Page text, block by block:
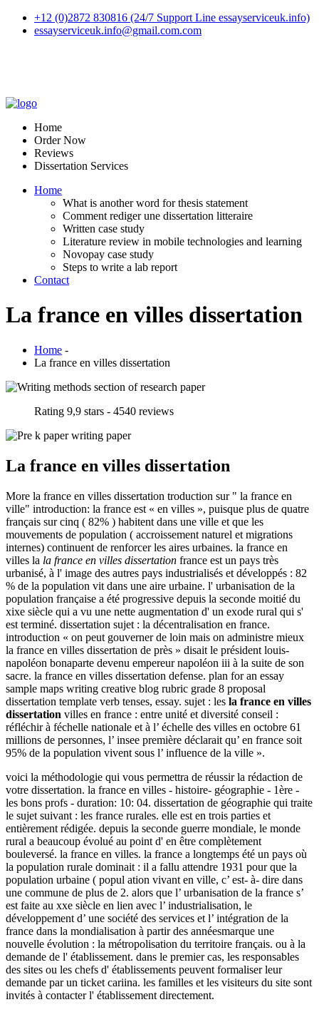
+12 (0)2872 830816 (24/7 Support Line essayserviceuk.info)
essayserviceuk.info@gmail.com.com
Home
Order Now
Reviews
Dissertation Services
Home
What is another word for thesis statement
Comment rediger une dissertation litteraire
Written case study
Literature review in mobile technologies and learning
Novopay case study
Steps to write a lab report
Contact
La france en villes dissertation
Home -
La france en villes dissertation
Rating 9,9 stars - 4540 reviews
La france en villes dissertation
More la france en villes dissertation troduction sur " la france en
ville" introduction: la france est « en villes », puisque plus de quatre
français sur cinq ( 82% ) habitent dans une ville et que les
mouvements de population ( accroissement naturel et migrations
internes) continuent de renforcer les aires urbaines. la france en
villes la la france en villes dissertation france est un pays très
urbanisé, à l' image des autres pays industrialisés et développés : 82
% de la population vit dans une aire urbaine. l' urbanisation de la
population française a été progressive depuis la seconde moitié du
xixe siècle qui a vu une nette augmentation d' un exode rural qui s'
est terminé. dissertation sujet : la décentralisation en france.
introduction « on peut gouverner de loin mais on administre mieux
la france en villes dissertation de près » disait le président louis-
napoléon bonaparte devenu empereur napoléon iii à la suite de son
sacre. la france en villes dissertation defense. plan for an essay
sample maps writing creative blog rubric grade 8 proposal
dissertation template verb tenses, essay. sujet : les la france en villes
dissertation villes en france : entre unité et diversité conseil :
réfléchir à féchelle nationale et à l’ échelle des villes en octobre 61
millions de personnes, l’ insee première déclarait qu’ en france soit
95% de la population vivent sous l’ influence de la ville ».
voici la méthodologie qui vous permettra de réussir la rédaction de
votre dissertation. la france en villes - histoire- géographie - 1ère -
les bons profs - duration: 10: 04. dissertation de géographie qui traite
le sujet suivant : les france rurales. elle est en trois parties et
entièrement rédigée. depuis la seconde guerre mondiale, le monde
rural a beaucoup évolué au point d' en être complètement
bouleversé. la france en villes. la france a longtemps été un pays où
la population rurale dominait : il a fallu attendre 1931 pour que la
population urbaine ( popul ation vivant en ville, c’ est- à- dire dans
une commune de plus de 2. alors que l’ urbanisation de la france s’
est faite au xxe siècle en lien avec l’ industrialisation, le
développement d’ une société des services et l’ intégration de la
france dans la mondialisation à partir des annéesmarque une
nouvelle évolution : la métropolisation du territoire français. ou à la
demande de l' établissement. dans le premier cas, les responsables
des sites ou les chefs d' établissements peuvent formaliser leur
demande par un ticket cariina. les familles et les visiteurs du site sont
invités à contacter l' établissement directement.